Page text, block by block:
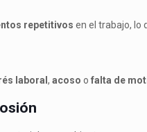
repetitivos en el trabajo, lo
laboral , acoso o falta de